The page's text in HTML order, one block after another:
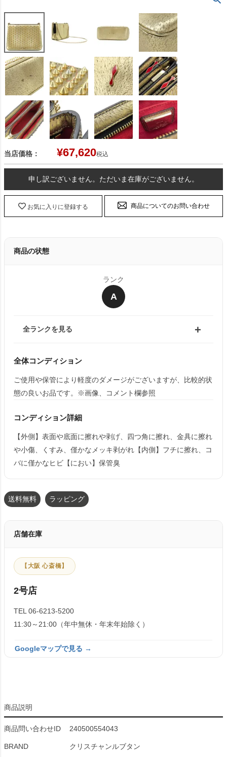
当店価格： ¥67,620税込
申し訳ございません。ただいま在庫がございません。
お気に入りに登録する 商品についてのお問い合わせ
商品の状態
ランク
A
全ランクを見る
全体コンディション
ご使用や保管により軽度のダメージがございますが、比較的状
態の良いお品です。※画像、コメント欄参照
コンディション詳細
【外側】表面や底面に擦れや剥げ、四つ角に擦れ、金具に擦れ
や小傷、くすみ、僅かなメッキ剥がれ【内側】フチに擦れ、コ
バに僅かなヒビ【におい】保管臭
送料無料 ラッピング
店舗在庫
【大阪 心斎橋】
2号店
TEL 06-6213-5200
11:30～21:00（年中無休・年末年始除く）
Googleマップで見る →
商品説明
商品問い合わせID 240500554043
BRAND クリスチャンルブタン